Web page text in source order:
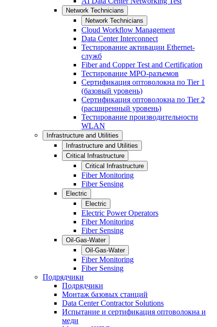
Network Technicians
Network Technicians
Cloud Workflow Management
Data Center Interconnect
Тестирование активации Ethernet-
служб
Fiber and Copper Test and Certification
Тестирование МРО-разъемов
Сертификация оптоволокна по Tier 1
(базовый уровень)
Сертификация оптоволокна по Tier 2
(расширенный уровень)
Тестирование производительности
WLAN
Infrastructure and Utilities
Infrastructure and Utilities
Critical Infrastructure
Critical Infrastructure
Fiber Monitoring
Fiber Sensing
Electric
Electric
Electric Power Operators
Fiber Monitoring
Fiber Sensing
Oil-Gas-Water
Oil-Gas-Water
Fiber Monitoring
Fiber Sensing
Подрядчики
Подрядчики
Монтаж базовых станций
Data Center Contractor Solutions
Испытание и сертификация оптоволокна и
меди